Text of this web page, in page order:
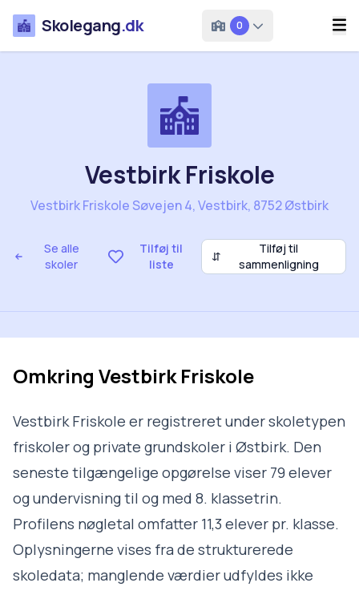
Skolegang.dk 0
Se alle
skoler
Tilføj til
liste
⇵
Tilføj til
sammenligning
Vestbirk Friskole
Vestbirk Friskole Søvejen 4, Vestbirk, 8752 Østbirk
Omkring Vestbirk Friskole
Vestbirk Friskole er registreret under skoletypen
friskoler og private grundskoler i Østbirk. Den
seneste tilgængelige opgørelse viser 79 elever
og undervisning til og med 8. klassetrin.
Profilens nøgletal omfatter 11,3 elever pr. klasse.
Oplysningerne vises fra de strukturerede
skoledata; manglende værdier udfyldes ikke